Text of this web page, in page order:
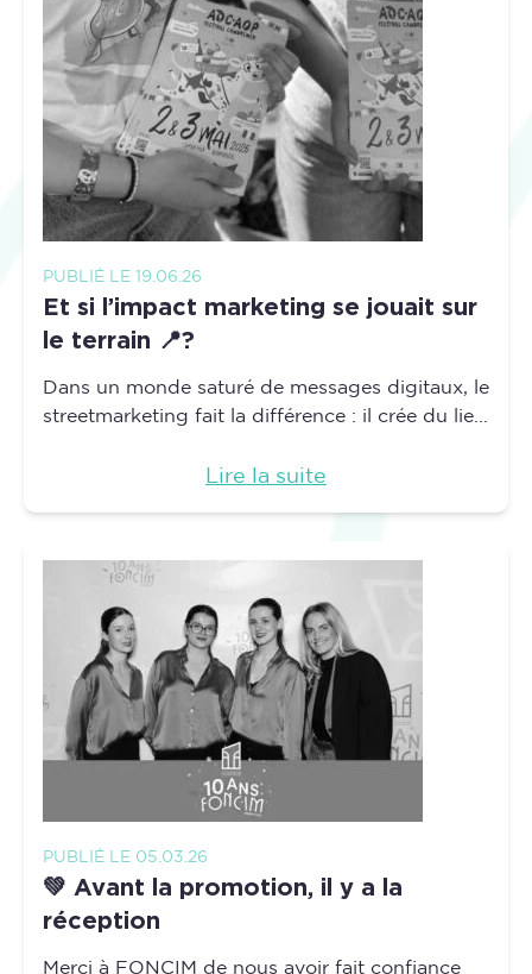
PUBLIÉ LE 19.06.26
Et si l’impact marketing se jouait sur
le terrain 📍?
Dans un monde saturé de messages digitaux, le
streetmarketing fait la différence : il crée du lie...
Lire la suite
PUBLIÉ LE 05.03.26
💚 Avant la promotion, il y a la
réception
Merci à FONCIM de nous avoir fait confiance